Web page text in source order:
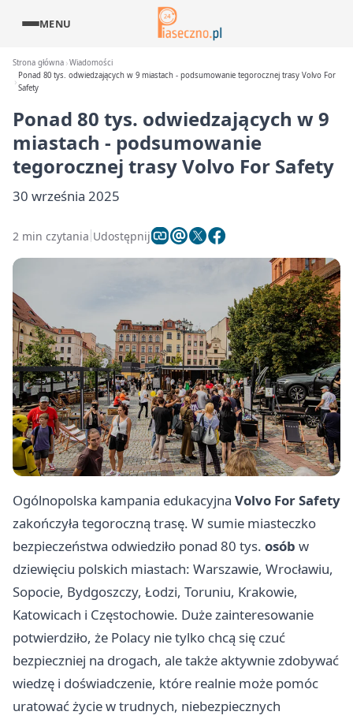
MENU
Strona główna Wiadomości
Ponad 80 tys. odwiedzających w 9 miastach - podsumowanie tegorocznej trasy Volvo For
Safety
Ponad 80 tys. odwiedzających w 9
miastach - podsumowanie
tegorocznej trasy Volvo For Safety
30 września 2025
2 min czytania Udostępnij
Ogólnopolska kampania edukacyjna Volvo For Safety
zakończyła tegoroczną trasę. W sumie miasteczko
bezpieczeństwa odwiedziło ponad 80 tys. osób w
dziewięciu polskich miastach: Warszawie, Wrocławiu,
Sopocie, Bydgoszczy, Łodzi, Toruniu, Krakowie,
Katowicach i Częstochowie. Duże zainteresowanie
potwierdziło, że Polacy nie tylko chcą się czuć
bezpieczniej na drogach, ale także aktywnie zdobywać
wiedzę i doświadczenie, które realnie może pomóc
uratować życie w trudnych, niebezpiecznych